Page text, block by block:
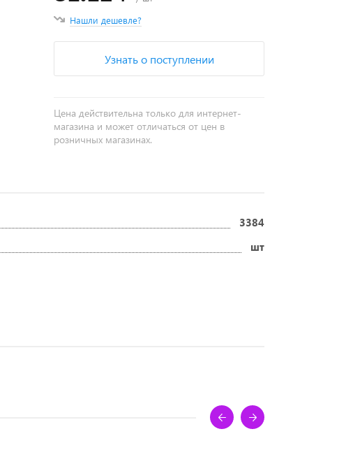
Нашли дешевле?
Узнать о поступлении
Цена действительна только для интернет-
магазина и может отличаться от цен в
розничных магазинах.
3384
шт